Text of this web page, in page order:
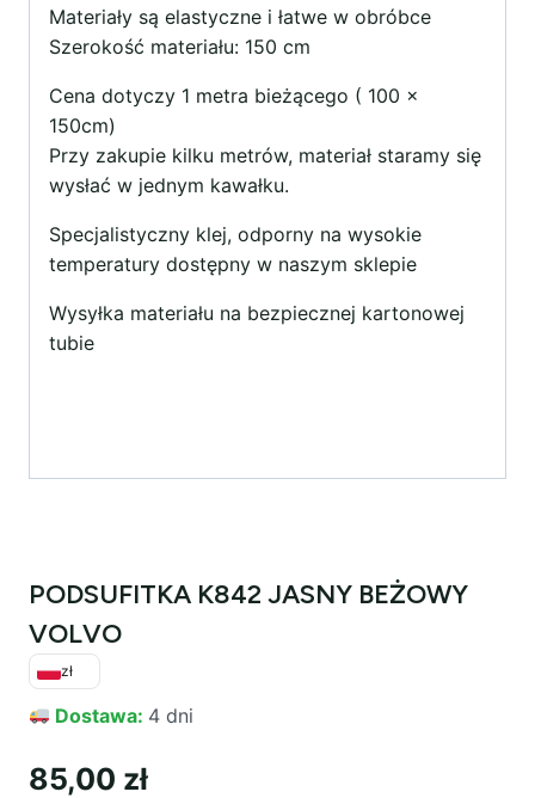
Materiały są elastyczne i łatwe w obróbce
Szerokość materiału: 150 cm
Cena dotyczy 1 metra bieżącego ( 100 x
150cm)
Przy zakupie kilku metrów, materiał staramy się
wysłać w jednym kawałku.
Specjalistyczny klej, odporny na wysokie
temperatury dostępny w naszym sklepie
Wysyłka materiału na bezpiecznej kartonowej
tubie
PODSUFITKA K842 JASNY BEŻOWY
VOLVO
zł
Dostawa: 4 dni
85,00 zł